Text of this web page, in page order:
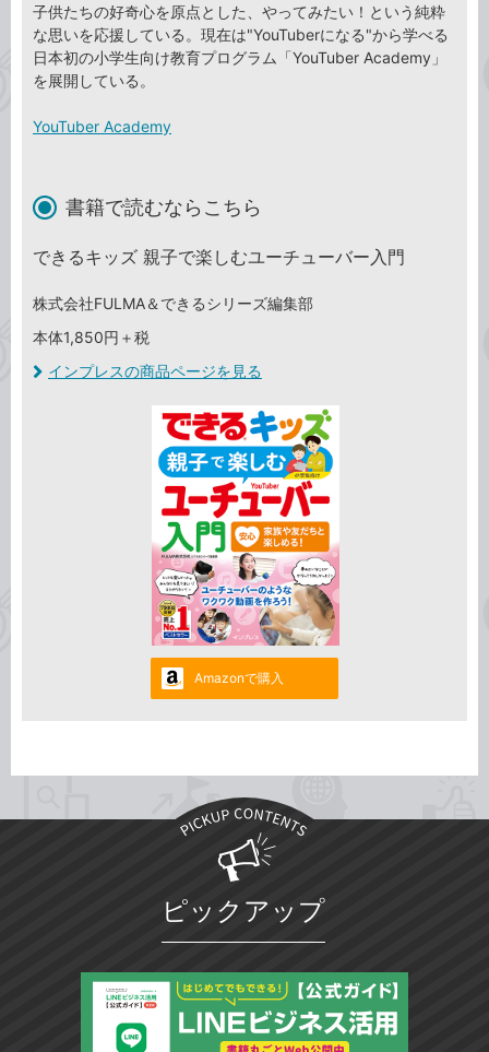
子供たちの好奇心を原点とした、やってみたい！という純粋
な思いを応援している。現在は"YouTuberになる"から学べる
日本初の小学生向け教育プログラム「YouTuber Academy」
を展開している。
YouTuber Academy
書籍で読むならこちら
できるキッズ 親子で楽しむユーチューバー入門
株式会社FULMA＆できるシリーズ編集部
本体1,850円＋税
インプレスの商品ページを見る
Amazonで購入
ピックアップ